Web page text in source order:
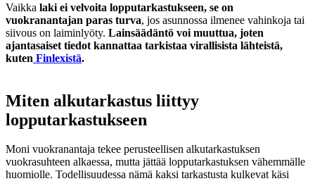
Vaikka laki ei velvoita lopputarkastukseen, se on
vuokranantajan paras turva, jos asunnossa ilmenee vahinkoja tai
siivous on laiminlyöty. Lainsäädäntö voi muuttua, joten
ajantasaiset tiedot kannattaa tarkistaa virallisista lähteistä,
kuten Finlexistä.
Miten alkutarkastus liittyy
lopputarkastukseen
Moni vuokranantaja tekee perusteellisen alkutarkastuksen
vuokrasuhteen alkaessa, mutta jättää lopputarkastuksen vähemmälle
huomiolle. Todellisuudessa nämä kaksi tarkastusta kulkevat käsi